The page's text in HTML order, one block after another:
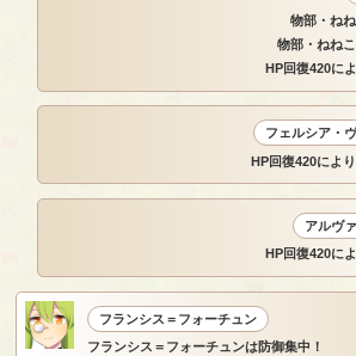
物部・ね
物部・ねね
HP回復420に
フェルシア・
HP回復420によ
アルヴ
HP回復420に
フランシス＝フォーチュン
フランシス＝フォーチュンは防御集中！